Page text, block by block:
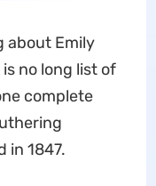
about Emily
no long list of
complete
in 1847.